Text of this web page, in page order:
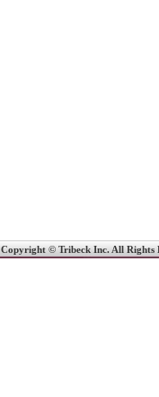
Copyright © Tribeck Inc. All Rights